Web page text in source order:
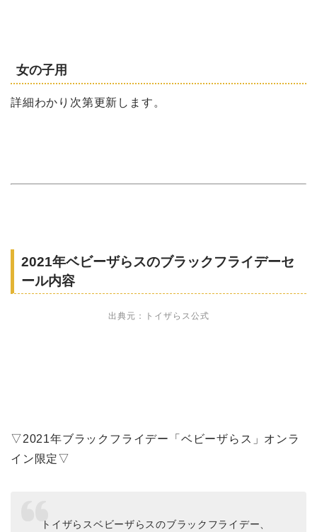
女の子用
詳細わかり次第更新します。
2021年ベビーザらスのブラックフライデーセ
ール内容
出典元： トイザらス公式
▽2021年ブラックフライデー「ベビーザらス」オンラ
イン限定▽
トイザらスベビーザらスのブラックフライデー、